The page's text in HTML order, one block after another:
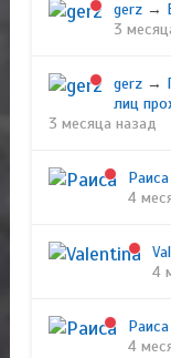
gerz→
3
gerz→
лиц
3 месяца назад
Раиса
4
4
Раиса
4